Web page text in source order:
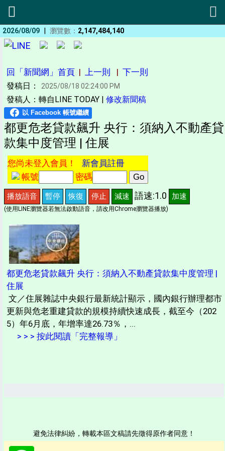
2026/08/09 | 瀏覽數： 2,147,484,140
回「新聞網」首頁 | 上一則 | 下一則
發稿日： 2025/08/18 02:24:00 PM
發稿人：轉自LINE TODAY | 修改新聞稿
都更危老貸款飆升 央行：須納入不動產貸
款集中度管理 | 住展
您尚未登入會員！ 新會員註冊
帳號
密碼
播放語音 暫停 恢復 停止 減速 語速:1.0 加速
(使用LINE瀏覽器若無法啟動語音，請改用Chrome瀏覽器播放)
都更危老貸款飆升 央行：須納入不動產貸款集中度管理 |
住展
文／住展雜誌中央銀行最新統計顯示，國內銀行辦理都市
更新與危老重建貸款的規模持續快速成長，截至今（202
5）年6月底，年增率達26.73％，...
> > > 按此閱讀「完整報導」
避免法律糾紛，轉載本區文稿請先徵得原作者同意！